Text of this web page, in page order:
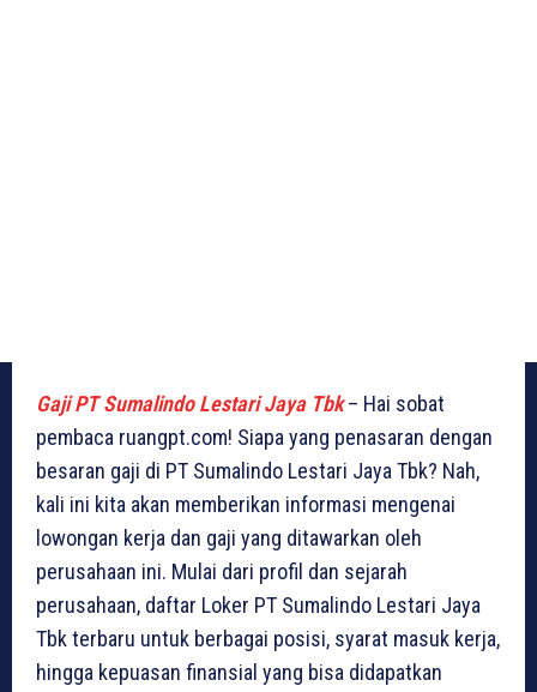
Gaji PT Sumalindo Lestari Jaya Tbk– Hai sobat
pembaca ruangpt.com! Siapa yang penasaran dengan
besaran gaji di PT Sumalindo Lestari Jaya Tbk? Nah,
kali ini kita akan memberikan informasi mengenai
lowongan kerja dan gaji yang ditawarkan oleh
perusahaan ini. Mulai dari profil dan sejarah
perusahaan, daftar Loker PT Sumalindo Lestari Jaya
Tbk terbaru untuk berbagai posisi, syarat masuk kerja,
hingga kepuasan finansial yang bisa didapatkan